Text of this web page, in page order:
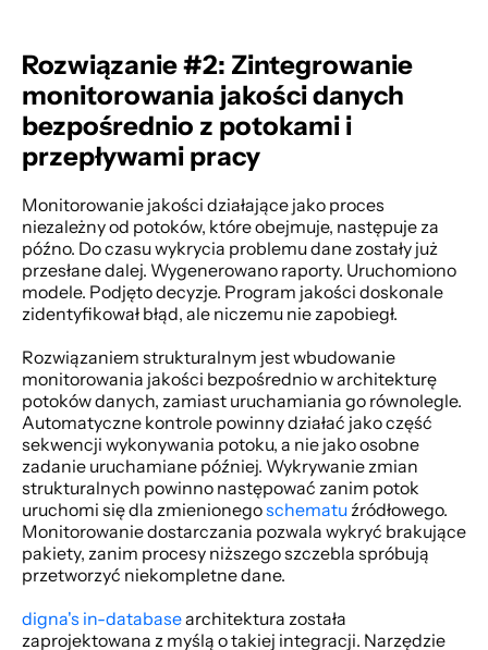
Rozwiązanie #2: Zintegrowanie
monitorowania jakości danych
bezpośrednio z potokami i
przepływami pracy
Monitorowanie jakości działające jako proces
niezależny od potoków, które obejmuje, następuje za
późno. Do czasu wykrycia problemu dane zostały już
przesłane dalej. Wygenerowano raporty. Uruchomiono
modele. Podjęto decyzje. Program jakości doskonale
zidentyfikował błąd, ale niczemu nie zapobiegł.
Rozwiązaniem strukturalnym jest wbudowanie
monitorowania jakości bezpośrednio w architekturę
potoków danych, zamiast uruchamiania go równolegle.
Automatyczne kontrole powinny działać jako część
sekwencji wykonywania potoku, a nie jako osobne
zadanie uruchamiane później. Wykrywanie zmian
strukturalnych powinno następować zanim potok
uruchomi się dla zmienionego schematu źródłowego.
Monitorowanie dostarczania pozwala wykryć brakujące
pakiety, zanim procesy niższego szczebla spróbują
przetworzyć niekompletne dane.
digna's in-database architektura została